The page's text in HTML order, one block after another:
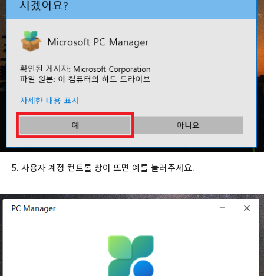
5. 사용자 계정 컨트롤 창이 뜨면 예를 눌러주세요.